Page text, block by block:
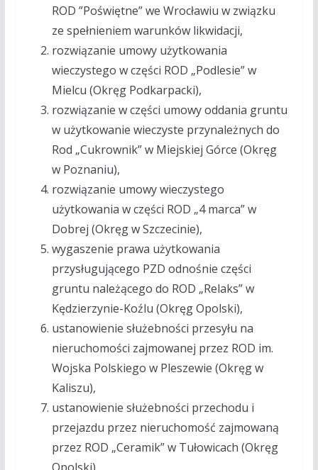
ROD ”Poświętne” we Wrocławiu w związku
ze spełnieniem warunków likwidacji,
rozwiązanie umowy użytkowania
wieczystego w części ROD „Podlesie” w
Mielcu (Okręg Podkarpacki),
rozwiązanie w części umowy oddania gruntu
w użytkowanie wieczyste przynależnych do
Rod „Cukrownik” w Miejskiej Górce (Okręg
w Poznaniu),
rozwiązanie umowy wieczystego
użytkowania w części ROD „4 marca” w
Dobrej (Okręg w Szczecinie),
wygaszenie prawa użytkowania
przysługującego PZD odnośnie części
gruntu należącego do ROD „Relaks” w
Kędzierzynie-Koźlu (Okręg Opolski),
ustanowienie służebności przesyłu na
nieruchomości zajmowanej przez ROD im.
Wojska Polskiego w Pleszewie (Okręg w
Kaliszu),
ustanowienie służebności przechodu i
przejazdu przez nieruchomość zajmowaną
przez ROD „Ceramik” w Tułowicach (Okręg